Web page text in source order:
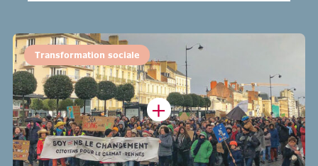
Transformation sociale